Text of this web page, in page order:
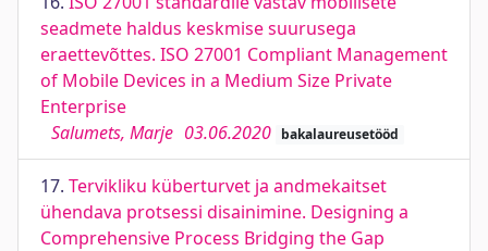
seadmete haldus keskmise suurusega
eraettevõttes. ISO 27001 Compliant Management
of Mobile Devices in a Medium Size Private
Enterprise
Salumets, Marje 03.06.2020 bakalaureusetööd
17. Tervikliku küberturvet ja andmekaitset
ühendava protsessi disainimine. Designing a
Comprehensive Process Bridging the Gap